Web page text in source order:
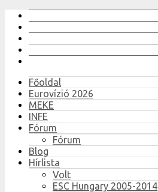
Főoldal
Eurovízió 2026
MEKE
INFE
Fórum
Fórum
Blog
Hírlista
Volt
ESC Hungary 2005-2014